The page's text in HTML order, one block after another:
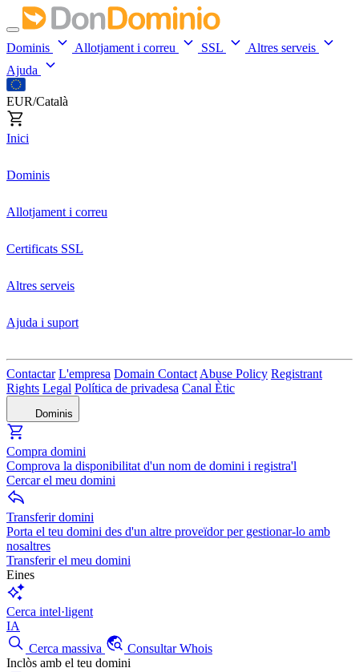
Dominis Allotjament i correu SSL
Altres serveis
Ajuda
EUR/Català
Inici
Dominis
Allotjament i correu
Certificats SSL
Altres serveis
Ajuda i suport
Contactar L'empresa Domain Contact Abuse Policy Registrant
Rights Legal Política de privadesa Canal Ètic
Dominis
Compra domini
Comprova la disponibilitat d'un nom de domini i registra'l
Cercar el meu domini
Transferir domini
Porta el teu domini des d'un altre proveïdor per gestionar-lo amb
nosaltres
Transferir el meu domini
Eines
Cerca intel·ligent
IA
Cerca massiva
Consultar Whois
Inclòs amb el teu domini